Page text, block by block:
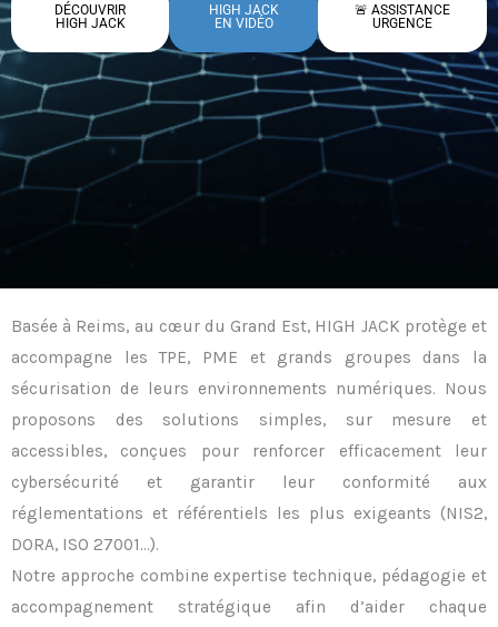
DÉCOUVRIR
HIGH JACK
HIGH JACK
EN VIDÉO
🚨 ASSISTANCE
URGENCE
Basée à Reims, au cœur du Grand Est, HIGH JACK protège et
accompagne les TPE, PME et grands groupes dans la
sécurisation de leurs environnements numériques. Nous
proposons des solutions simples, sur mesure et
accessibles, conçues pour renforcer efficacement leur
cybersécurité et garantir leur conformité aux
réglementations et référentiels les plus exigeants (NIS2,
DORA, ISO 27001…).
Notre approche combine expertise technique, pédagogie et
accompagnement stratégique afin d’aider chaque